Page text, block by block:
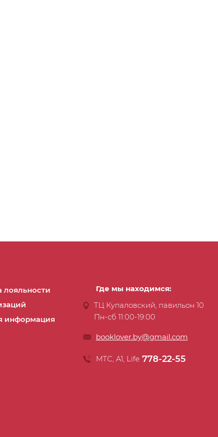
лояльности
информация
Где мы находимся:
ТЦ Купаловский, павильон 10
Пн-сб 11:00-19:00
booklover.by@gmail.com
МТС, А1, Life 778-22-55